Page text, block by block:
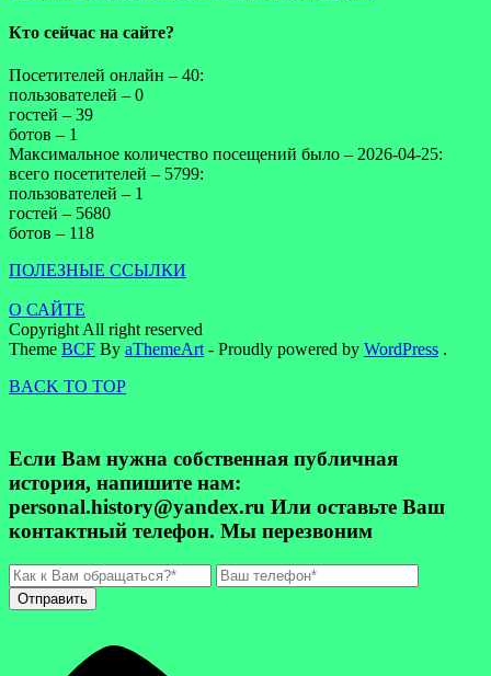
Кто сейчас на сайте?
Посетителей онлайн – 40:
пользователей – 0
гостей – 39
ботов – 1
Максимальное количество посещений было – 2026-04-25:
всего посетителей – 5799:
пользователей – 1
гостей – 5680
ботов – 118
ПОЛЕЗНЫЕ ССЫЛКИ
О САЙТЕ
Copyright All right reserved
Theme BCF By aThemeArt - Proudly powered by WordPress .
BACK TO TOP
Если Вам нужна собственная публичная
история, напишите нам:
personal.history@yandex.ru Или оставьте Ваш
контактный телефон. Мы перезвоним
Отправить